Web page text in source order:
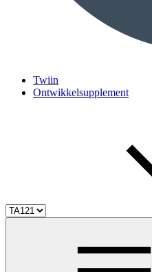
Twiin
Ontwikkelsupplement